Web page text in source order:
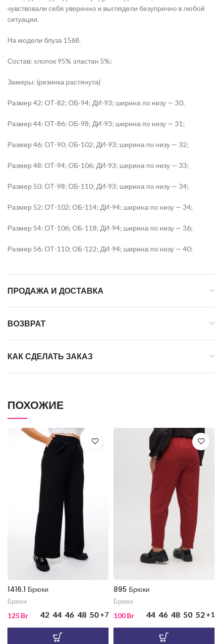
чувствовали себя уверенно и выглядели безупречно в любой
ситуации.
На модели блуза 1568.
Состав: хлопок 95% эластан 5%;
Замеры: (резинка растянута)
Размер 42: ОТ-82; ОБ-94; ДИ-93; ширина по низу — 30;
Размер 44: ОТ-86; ОБ-98; ДИ-93; ширина по низу — 31;
Размер 46: ОТ-90; ОБ-102; ДИ-93; ширина по низу — 32;
Размер 48: ОТ-94; ОБ-106; ДИ-93; ширина по низу — 33;
Размер 50: ОТ-98; ОБ-110; ДИ-93; ширина по низу — 34;
Размер 52: ОТ-102; ОБ-114; ДИ-94; ширина по низу — 34;
Размер 54: ОТ-106; ОБ-118; ДИ-94; ширина по низу — 36;
Размер 56: ОТ-110; ОБ-122; ДИ-94; ширина по низу — 40;
ПРОДАЖА И ДОСТАВКА
ВОЗВРАТ
КАК СДЕЛАТЬ ЗАКАЗ
ПОХОЖИЕ
1416.1 Брюки
Брюки
125 Br 42 44 46 48 50 +7
895 Брюки
Брюки
100Br 44 46 48 50 52 +1